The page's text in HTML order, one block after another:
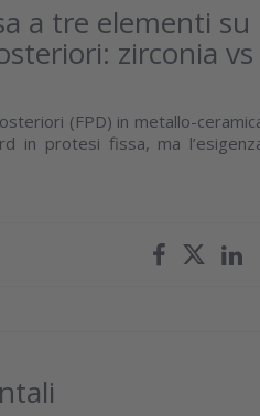
a tre elementi su
zirconia vs
(FPD) in metallo-
in protesi fissa, ma